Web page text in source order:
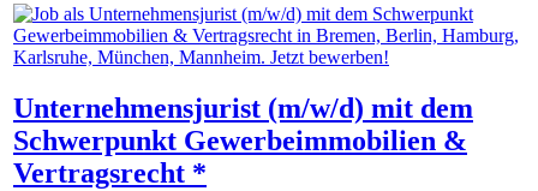
Unternehmensjurist (m/w/d) mit dem
Schwerpunkt Gewerbeimmobilien &
Vertragsrecht *